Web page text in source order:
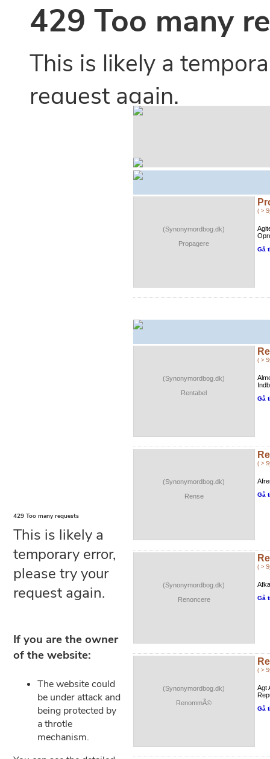
(Synonymordbog.dk)
Propagere
( >
Gå
(Synonymordbog.dk)
Rentabel
( >
Gå
(Synonymordbog.dk)
Rense
( >
Gå
(Synonymordbog.dk)
Renoncere
( >
Gå
(Synonymordbog.dk)
RenommÃ©
( >
Agt
Gå